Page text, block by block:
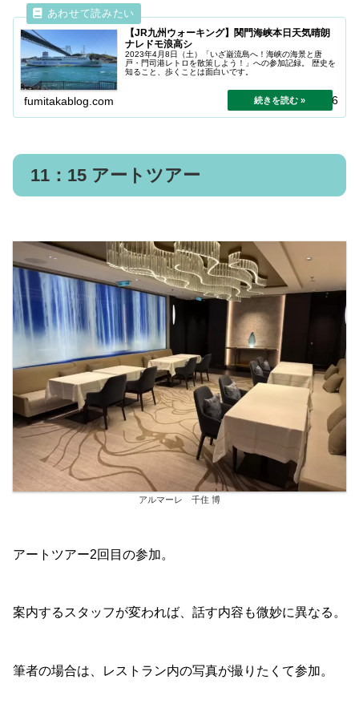
【JR九州ウォーキング】関門海峡本日天気晴朗
ナレドモ浪高シ
2023年4月8日（土）「いざ巌流島へ！海峡の海景と唐
戸・門司港レトロを散策しよう！」への参加記録。 歴史を
知ること、歩くことは面白いです。
fumitakablog.com 2024.04.26
11：15 アートツアー
アルマーレ 千住 博
アートツアー2回目の参加。
案内するスタッフが変われば、話す内容も微妙に異なる。
筆者の場合は、レストラン内の写真が撮りたくて参加。